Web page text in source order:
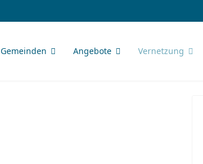
Gemeinden Angebote Vernetzung